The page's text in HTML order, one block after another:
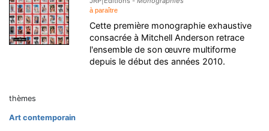
à paraître
Cette première monographie exhaustive
consacrée à Mitchell Anderson retrace
l'ensemble de son œuvre multiforme
depuis le début des années 2010.
thèmes
Art contemporain